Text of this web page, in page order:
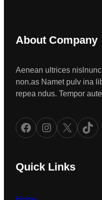
About Company
Aenean ultrices
non.as Namet pulv ina
repea ndus. Tempor
Facebook Instagram X TikTok
Quick Links